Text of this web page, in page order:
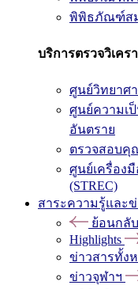
พิพิธภัณฑ์ส
บริการตรวจวิเค
ศูนย์วิทยาศ
ศูนย์ความเ
อันตราย
ตรวจสอบคุ
ศูนย์เครื่อง
(STREC)
สาระความรู้และ
ย้อนกลับ
Highlights
ข่าวสารทั้ง
ข่าวจุฬาฯ